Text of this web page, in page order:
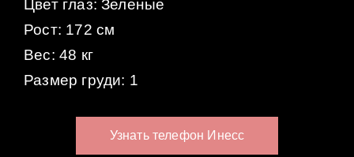
Цвет глаз: Зеленые
Рост: 172 см
Вес: 48 кг
Размер груди: 1
Узнать телефон Инесс